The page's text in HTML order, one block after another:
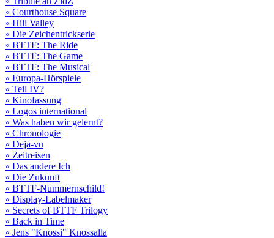
» Courthouse Square
» Hill Valley
» Die Zeichentrickserie
» BTTF: The Ride
» BTTF: The Game
» BTTF: The Musical
» Europa-Hörspiele
» Teil IV?
» Kinofassung
» Logos international
» Was haben wir gelernt?
» Chronologie
» Deja-vu
» Zeitreisen
» Das andere Ich
» Die Zukunft
» BTTF-Nummernschild!
» Display-Labelmaker
» Secrets of BTTF Trilogy
» Back in Time
» Jens "Knossi" Knossalla